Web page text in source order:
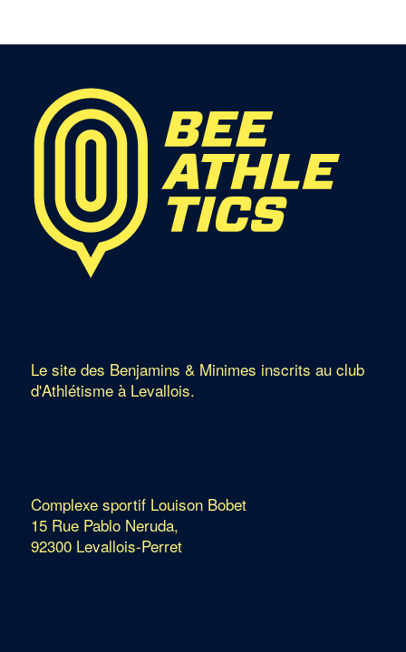
Le site des Benjamins & Minimes inscrits au club
d'Athlétisme à Levallois.
Complexe sportif Louison Bobet
15 Rue Pablo Neruda,
92300 Levallois-Perret